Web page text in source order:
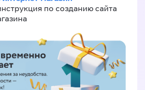
по созданию сайта